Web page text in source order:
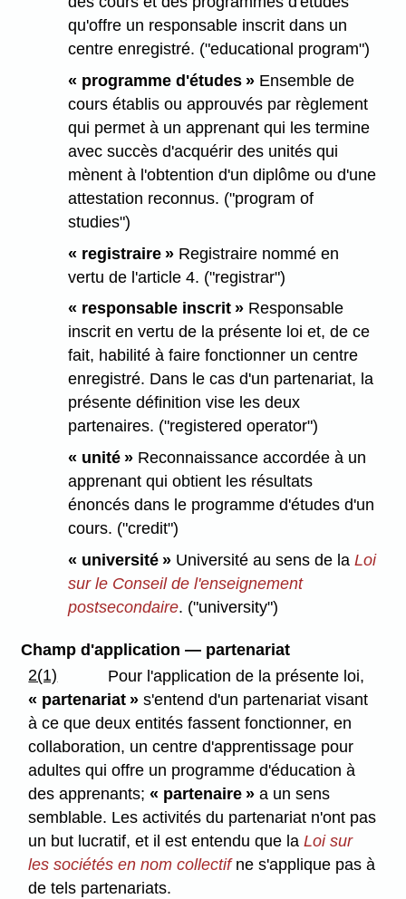
qu'offre un responsable inscrit dans un
centre enregistré. ("educational program")
« programme d'études » Ensemble de
cours établis ou approuvés par règlement
qui permet à un apprenant qui les termine
avec succès d'acquérir des unités qui
mènent à l'obtention d'un diplôme ou d'une
attestation reconnus. ("program of
studies")
« registraire » Registraire nommé en
vertu de l'article 4. ("registrar")
« responsable inscrit » Responsable
inscrit en vertu de la présente loi et, de ce
fait, habilité à faire fonctionner un centre
enregistré. Dans le cas d'un partenariat, la
présente définition vise les deux
partenaires. ("registered operator")
« unité » Reconnaissance accordée à un
apprenant qui obtient les résultats
énoncés dans le programme d'études d'un
cours. ("credit")
« université » Université au sens de laLoi
sur le Conseil de l'enseignement
postsecondaire. ("university")
Champ d'application — partenariat
2(1)
Pour l'application de la présente loi,
« partenariat » s'entend d'un partenariat visant
à ce que deux entités fassent fonctionner, en
collaboration, un centre d'apprentissage pour
adultes qui offre un programme d'éducation à
des apprenants;« partenaire » a un sens
semblable. Les activités du partenariat n'ont pas
un but lucratif, et il est entendu que laLoi sur
les sociétés en nom collectifne s'applique pas à
de tels partenariats.